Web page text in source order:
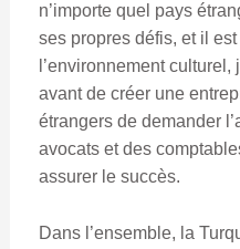
n’importe quel pays
ses propres défis, et il
l’environnement
avant de créer une
étrangers de demander
avocats et des
assurer le succès.
Dans l’ensemble, la